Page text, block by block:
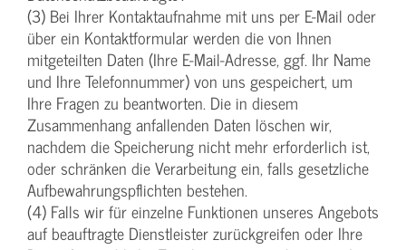
(3) Bei Ihrer Kontaktaufnahme mit uns per E-Mail oder
über ein Kontaktformular werden die von Ihnen
mitgeteilten Daten (Ihre E-Mail-Adresse, ggf. Ihr Name
und Ihre Telefonnummer) von uns gespeichert, um
Ihre Fragen zu beantworten. Die in diesem
Zusammenhang anfallenden Daten löschen wir,
nachdem die Speicherung nicht mehr erforderlich ist,
oder schränken die Verarbeitung ein, falls gesetzliche
Aufbewahrungspflichten bestehen.
(4) Falls wir für einzelne Funktionen unseres Angebots
auf beauftragte Dienstleister zurückgreifen oder Ihre